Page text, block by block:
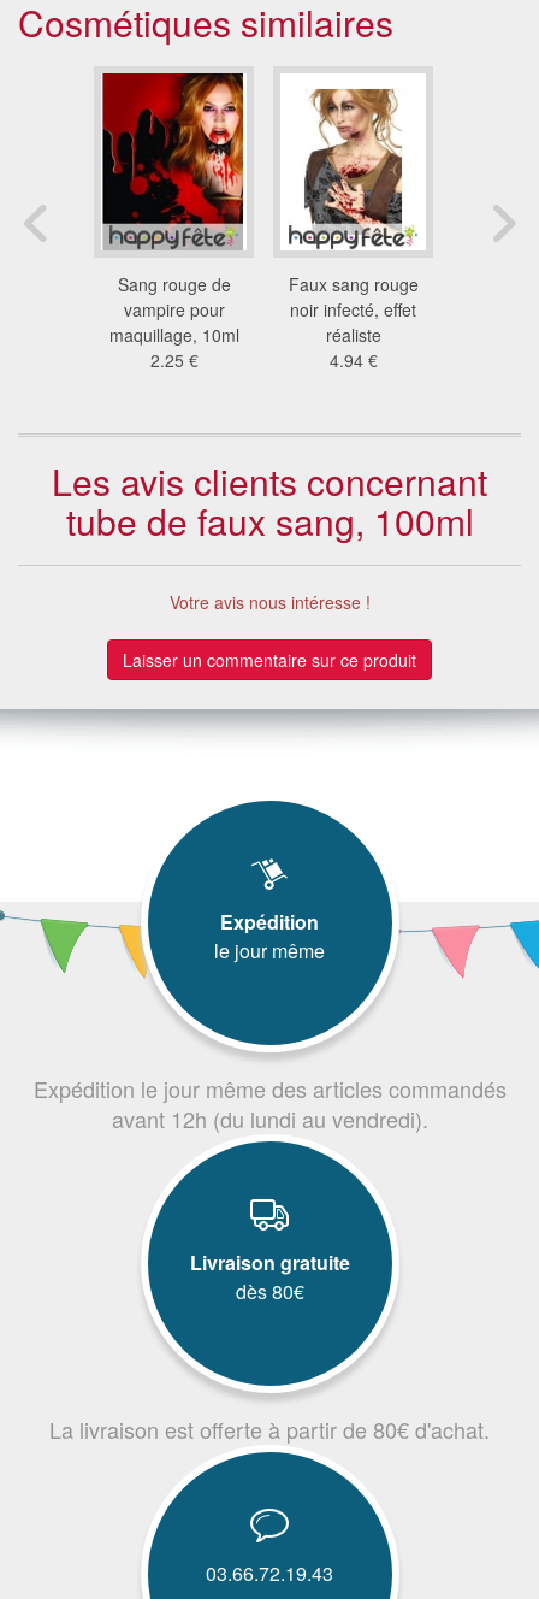
Cosmétiques similaires
Sang rouge de
vampire pour
maquillage, 10ml
2.25 €
Faux sang rouge
noir infecté, effet
réaliste
4.94 €
Les avis clients concernant
tube de faux sang, 100ml
Votre avis nous intéresse !
Laisser un commentaire sur ce produit
Expédition
le jour même
Expédition le jour même des articles commandés
avant 12h (du lundi au vendredi).
Livraison gratuite
dès 80€
La livraison est offerte à partir de 80€ d'achat.
03.66.72.19.43